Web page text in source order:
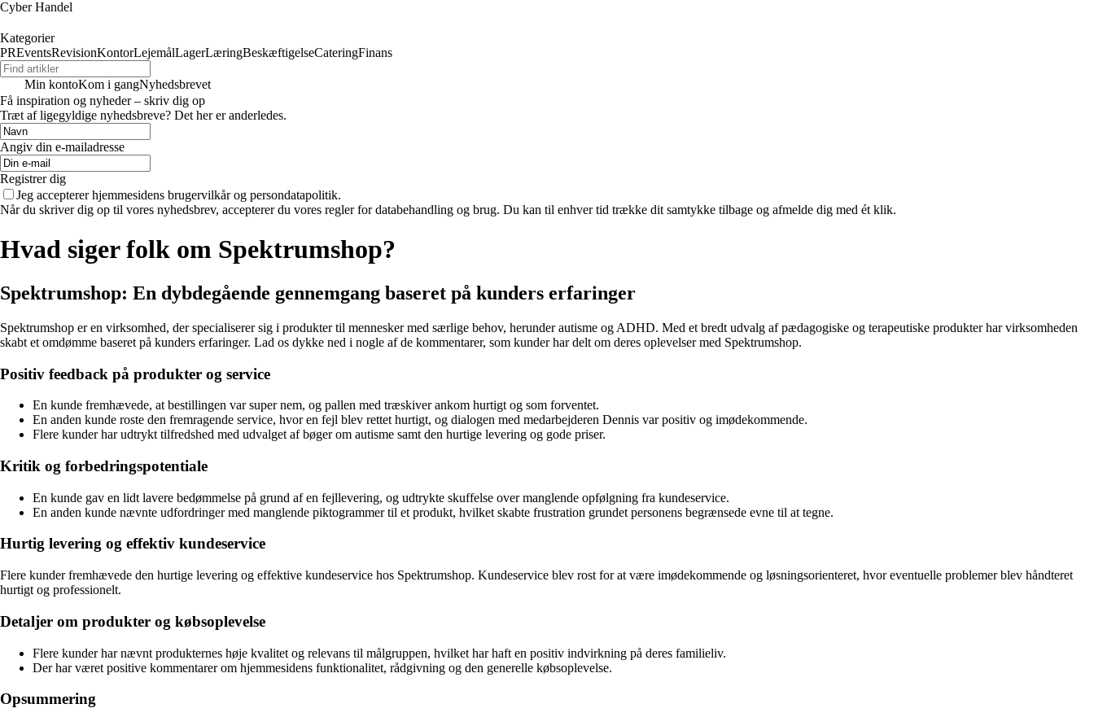
Cyber Handel
Kategorier
PREventsRevisionKontorLejemålLagerLæringBeskæftigelseCateringFinans
Min kontoKom i gangNyhedsbrevet
Få inspiration og nyheder – skriv dig op
Træt af ligegyldige nyhedsbreve? Det her er anderledes.
Angiv din e-mailadresse
Registrer dig
Jeg accepterer hjemmesidens brugervilkår og persondatapolitik.
Når du skriver dig op til vores nyhedsbrev, accepterer du vores regler for databehandling og brug. Du kan til enhver tid trække dit samtykke tilbage og afmelde dig med ét klik.
Hvad siger folk om Spektrumshop?
Spektrumshop: En dybdegående gennemgang baseret på kunders erfaringer
Spektrumshop er en virksomhed, der specialiserer sig i produkter til mennesker med særlige behov, herunder autisme og ADHD. Med et bredt udvalg af pædagogiske og terapeutiske produkter har virksomheden
skabt et omdømme baseret på kunders erfaringer. Lad os dykke ned i nogle af de kommentarer, som kunder har delt om deres oplevelser med Spektrumshop.
Positiv feedback på produkter og service
En kunde fremhævede, at bestillingen var super nem, og pallen med træskiver ankom hurtigt og som forventet.
En anden kunde roste den fremragende service, hvor en fejl blev rettet hurtigt, og dialogen med medarbejderen Dennis var positiv og imødekommende.
Flere kunder har udtrykt tilfredshed med udvalget af bøger om autisme samt den hurtige levering og gode priser.
Kritik og forbedringspotentiale
En kunde gav en lidt lavere bedømmelse på grund af en fejllevering, og udtrykte skuffelse over manglende opfølgning fra kundeservice.
En anden kunde nævnte udfordringer med manglende piktogrammer til et produkt, hvilket skabte frustration grundet personens begrænsede evne til at tegne.
Hurtig levering og effektiv kundeservice
Flere kunder fremhævede den hurtige levering og effektive kundeservice hos Spektrumshop. Kundeservice blev rost for at være imødekommende og løsningsorienteret, hvor eventuelle problemer blev håndteret
hurtigt og professionelt.
Detaljer om produkter og købsoplevelse
Flere kunder har nævnt produkternes høje kvalitet og relevans til målgruppen, hvilket har haft en positiv indvirkning på deres familieliv.
Der har været positive kommentarer om hjemmesidens funktionalitet, rådgivning og den generelle købsoplevelse.
Opsummering